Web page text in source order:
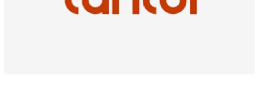
Регулирование